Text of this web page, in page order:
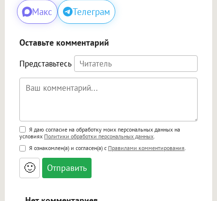
Макс Телеграм
Оставьте комментарий
Представьтесь
Поддержка HTML
<b>, <strong>, <u>, <i>, <em>, <s>, <big>,
<small>, <sup>, <sub>, <pre>, <ul>, <ol>, <li>,
<blockquote>, <code> экранирует HTML,
адреса URL автоматически становятся
ссылками, и [img]адрес[/img] будет
Я даю согласие на обработку моих персональных данных на
условиях Политики обработки персональных данных.
Я ознакомлен(а) и согласен(а) с Правилами комментирования.
🙂